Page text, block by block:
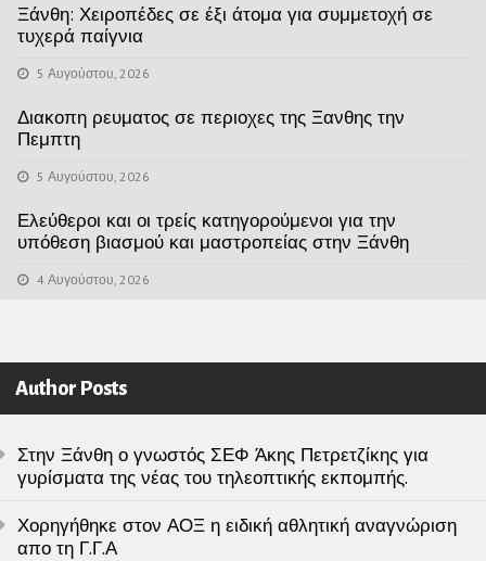
Ξάνθη: Χειροπέδες σε έξι άτομα για συμμετοχή σε
τυχερά παίγνια
5 Αυγούστου, 2026
Διακοπη ρευματος σε περιοχες της Ξανθης την
Πεμπτη
5 Αυγούστου, 2026
Ελεύθεροι και οι τρείς κατηγορούμενοι για την
υπόθεση βιασμού και μαστροπείας στην Ξάνθη
4 Αυγούστου, 2026
Author Posts
Στην Ξάνθη ο γνωστός ΣΕΦ Άκης Πετρετζίκης για
γυρίσματα της νέας του τηλεοπτικής εκπομπής.
Χορηγήθηκε στον ΑΟΞ η ειδική αθλητική αναγνώριση
απο τη Γ.Γ.Α